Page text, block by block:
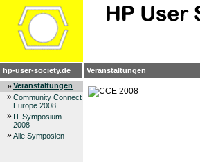
hp-user-society.de Veranstaltungen
»Veranstaltungen
»Community Connect
Europe 2008
» IT-Symposium
2008
»Alle Symposien